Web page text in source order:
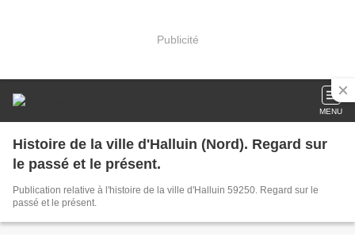
Publicité
MENU
Histoire de la ville d'Halluin (Nord). Regard sur
le passé et le présent.
Publication relative à l'histoire de la ville d'Halluin 59250. Regard sur le
passé et le présent.